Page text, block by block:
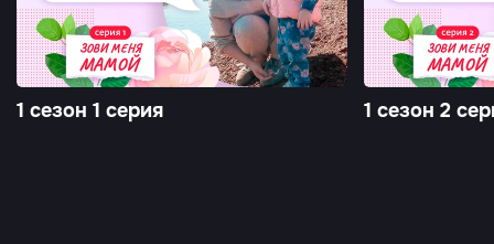
1 сезон 1 серия 1 сезон 2